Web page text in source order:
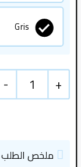
Gris
+
1
-
ملخص الطلب